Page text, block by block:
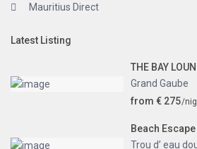
Mauritius Direct
Latest Listing
THE BAY
Grand Gaube
from € 275/
Beach Escape
Trou d’ eau